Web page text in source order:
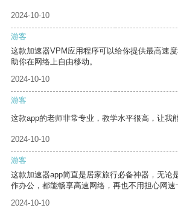
2024-10-10
游客
这款加速器VPM应用程序可以给你提供最高速
助你在网络上自由移动。
2024-10-10
游客
这款app的老师非常专业，教学水平很高，让我
2024-10-10
游客
这款加速器app简直是居家旅行必备神器，无论
作办公，都能畅享高速网络，再也不用担心网速
2024-10-10